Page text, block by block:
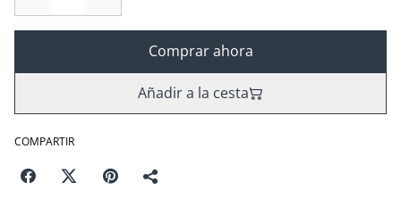
Comprar ahora
Añadir a la cesta
COMPARTIR